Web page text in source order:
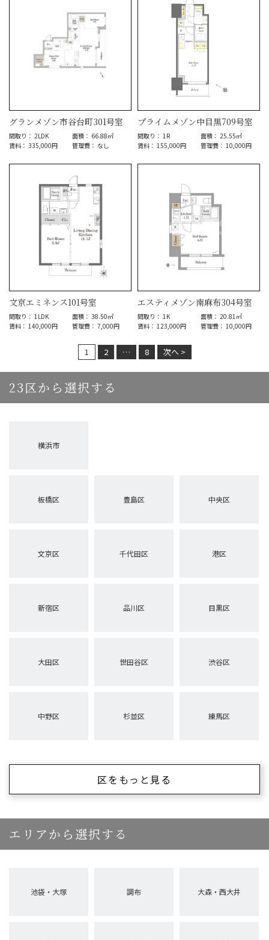
グランメゾン市谷台町301号室
間取り： 2LDK
面積： 66.88㎡
賃料： 335,000円
管理費： なし
プライムメゾン中目黒709号室
間取り： 1R
面積： 25.55㎡
賃料： 155,000円
管理費： 10,000円
文京エミネンス101号室
間取り： 1LDK
面積： 38.50㎡
賃料： 140,000円
管理費： 7,000円
エスティメゾン南麻布304号室
間取り： 1K
面積： 20.81㎡
賃料： 123,000円
管理費： 10,000円
1 2 … 8 次へ >
23区から選択する
横浜市
板橋区 豊島区 中央区
文京区 千代田区 港区
新宿区 品川区 目黒区
大田区 世田谷区 渋谷区
中野区 杉並区 練馬区
区をもっと見る
エリアから選択する
池袋・大塚 調布 大森・西大井